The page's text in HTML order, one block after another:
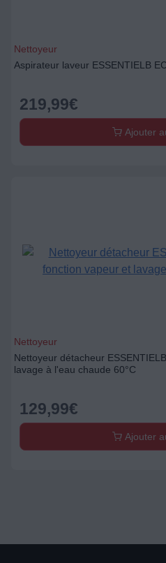
Nettoyeur
Aspirateur laveur ESSENTIELB
219,99€
Ajouter
Nettoyeur
Nettoyeur détacheur
lavage à l'eau chaude 60°C
129,99€
Ajouter